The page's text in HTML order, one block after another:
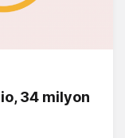
34 milyon